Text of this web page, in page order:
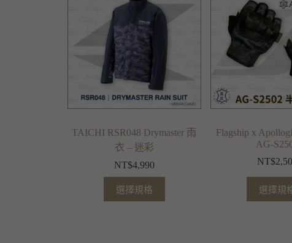
TAICHI RSR048 Drymaster 雨
衣 – 迷彩
NT$4,990
選擇規格
Flagship x
AG-
NT$
選擇規